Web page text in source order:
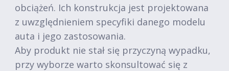
obciążeń. Ich konstrukcja jest projektowana
z uwzględnieniem specyfiki danego modelu
auta i jego zastosowania.
Aby produkt nie stał się przyczyną wypadku,
przy wyborze warto skonsultować się z